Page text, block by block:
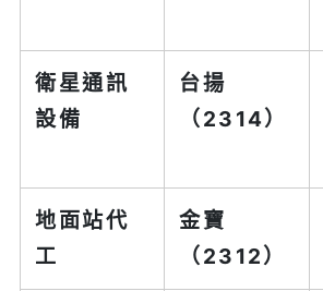
衛星通訊
設備
台揚
（2314）
地面站代
工
金寶
（2312）